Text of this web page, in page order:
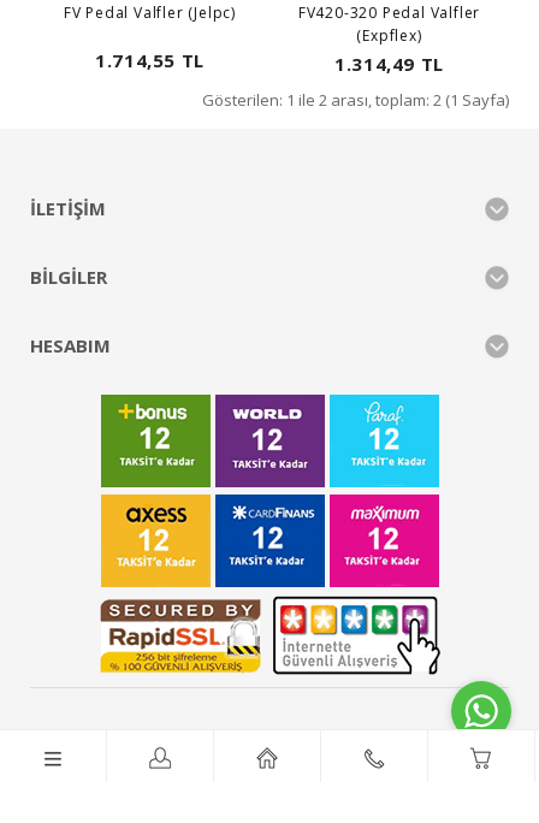
FV Pedal Valfler (Jelpc)
1.714,55 TL
FV420-320 Pedal Valfler
(Expflex)
1.314,49 TL
Gösterilen: 1 ile 2 arası, toplam: 2 (1 Sayfa)
İLETIŞIM
BILGILER
HESABIM
FCS Sanayi Market © 2026 - Tüm Hakları Saklıdır.